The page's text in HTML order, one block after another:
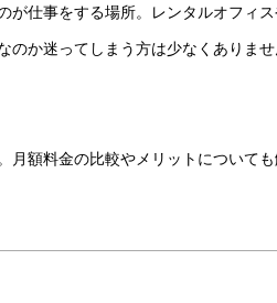
が仕事をする場所。レンタルオフィ
のか迷ってしまう方は少なくありま
月額料金の比較やメリットについて